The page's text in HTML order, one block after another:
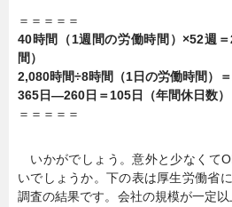
＝＝＝＝＝
40時間（1週間の労働時間）×52週
間）
2,080時間÷8時間（1日の労働時間）
365日―260日＝105日（年間休日数）
＝＝＝＝＝
いかがでしょう。意外と少なくて
いでしょうか。下の表は厚生労働省
調査の結果です。会社の規模が一定